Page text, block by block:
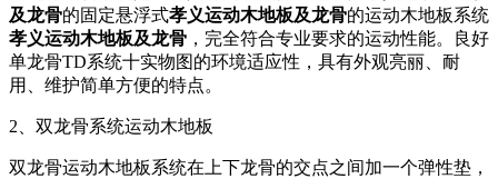
及龙骨的固定悬浮式孝义运动木地板及龙骨的运动木地板系统
孝义运动木地板及龙骨 ，完全符合专业要求的运动性能。良好
单龙骨TD系统十实物图的环境适应性，具有外观亮丽、耐
用、维护简单方便的特点。
2、双龙骨系统运动木地板
双龙骨运动木地板系统在上下龙骨的交点之间加一个弹性垫，